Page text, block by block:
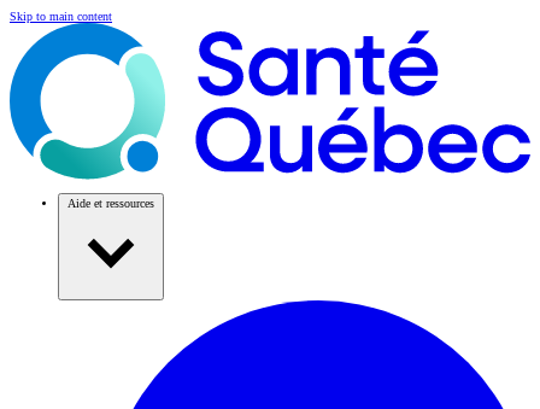
Skip to main content
Aide et ressources